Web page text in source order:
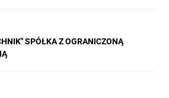
SPÓŁKA Z OGRANICZONĄ